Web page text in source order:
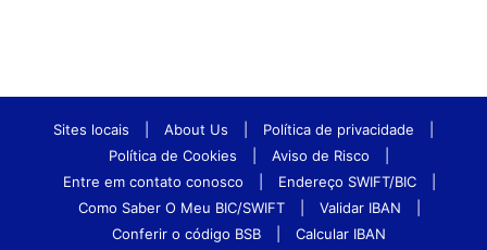
Sites locais About Us Política de privacidade
Política de Cookies
Aviso de Risco
Entre em contato conosco
Endereço SWIFT/BIC
Como Saber O Meu BIC/SWIFT
Validar IBAN
Conferir o código BSB
Calcular IBAN